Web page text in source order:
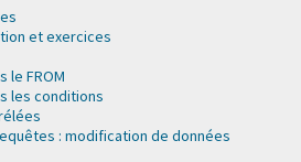
et exercices
le FROM
les conditions
: modification de données